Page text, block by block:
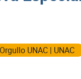
Orgullo UNAC | UNAC